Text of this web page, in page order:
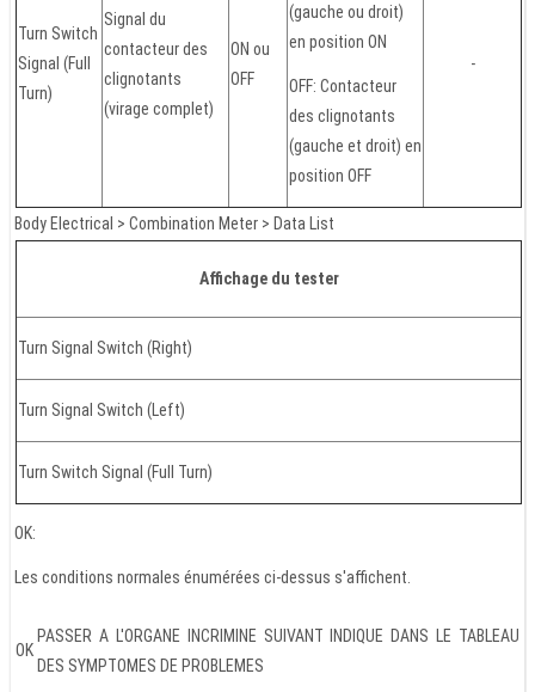
Turn Switch
Signal (Full
Turn)
Signal du
contacteur des
clignotants
(virage complet)
ON ou
OFF
(gauche ou droit)
en position ON
OFF: Contacteur
des clignotants
(gauche et droit) en
position OFF
-
Body Electrical > Combination Meter > Data List
Affichage du tester
Turn Signal Switch (Right)
Turn Signal Switch (Left)
Turn Switch Signal (Full Turn)
OK:
Les conditions normales énumérées ci-dessus s'affichent.
OK
PASSER A L'ORGANE INCRIMINE SUIVANT INDIQUE DANS LE TABLEAU
DES SYMPTOMES DE PROBLEMES